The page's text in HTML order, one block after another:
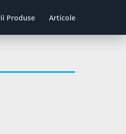
Produse Articole